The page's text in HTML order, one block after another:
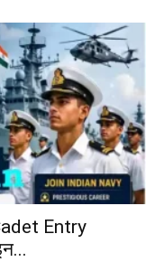
Entry